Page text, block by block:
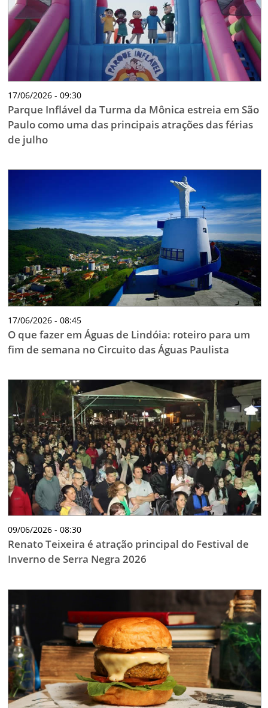
17/06/2026 - 09:30
Parque Inflável da Turma da Mônica estreia em São
Paulo como uma das principais atrações das férias
de julho
17/06/2026 - 08:45
O que fazer em Águas de Lindóia: roteiro para um
fim de semana no Circuito das Águas Paulista
09/06/2026 - 08:30
Renato Teixeira é atração principal do Festival de
Inverno de Serra Negra 2026